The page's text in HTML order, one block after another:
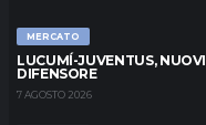
MERCATO
LUCUMÍ-JUVENTUS,
DIFENSORE
7 AGOSTO 2026